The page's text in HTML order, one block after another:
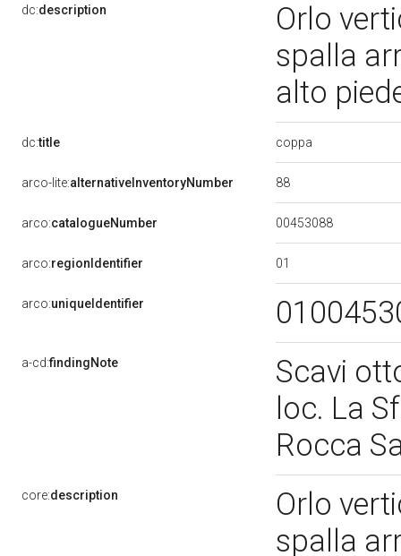
dc:description
Orlo
spalla
alto
dc:title coppa
arco-lite:alternativeInventoryNumber 88
arco:catalogueNumber 00453088
arco:regionIdentifier 01
arco:uniqueIdentifier
a-cd:findingNote
Scavi
loc. La
Rocca
core:description
Orlo
spalla